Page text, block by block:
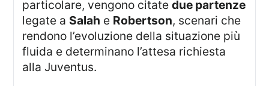
particolare, vengono citatedue partenze
legate a Salah e Robertson, scenari che
rendono l’evoluzione della situazione più
fluida e determinano l’attesa richiesta
alla Juventus.